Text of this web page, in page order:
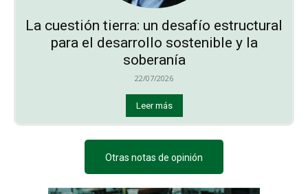
La cuestión tierra: un desafío estructural
para el desarrollo sostenible y la
soberanía
22/07/2026
Leer más
Otras notas de opinión